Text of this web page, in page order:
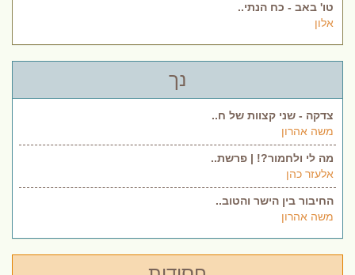
טו' באב - כח הנתי..
אלון
נך
צדקה - שני קצוות של ח..
משה אהרון
מה לי ולחמור?! | פרשת..
אלעזר כהן
החיבור בין הישר והטוב..
משה אהרון